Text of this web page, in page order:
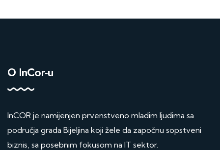
O InCor-u
InCOR je namijenjen prvenstveno mladim ljudima sa
područja grada Bijeljina koji žele da započnu sopstveni
biznis, sa posebnim fokusom na IT sektor.